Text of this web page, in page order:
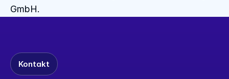
GmbH.
Kontakt